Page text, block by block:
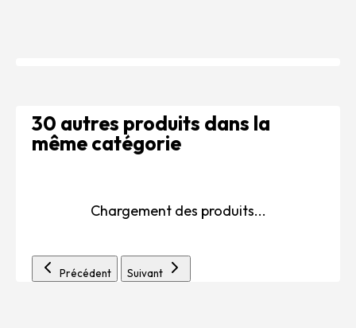
30 autres produits dans la
même catégorie
Chargement des produits...
Précédent Suivant